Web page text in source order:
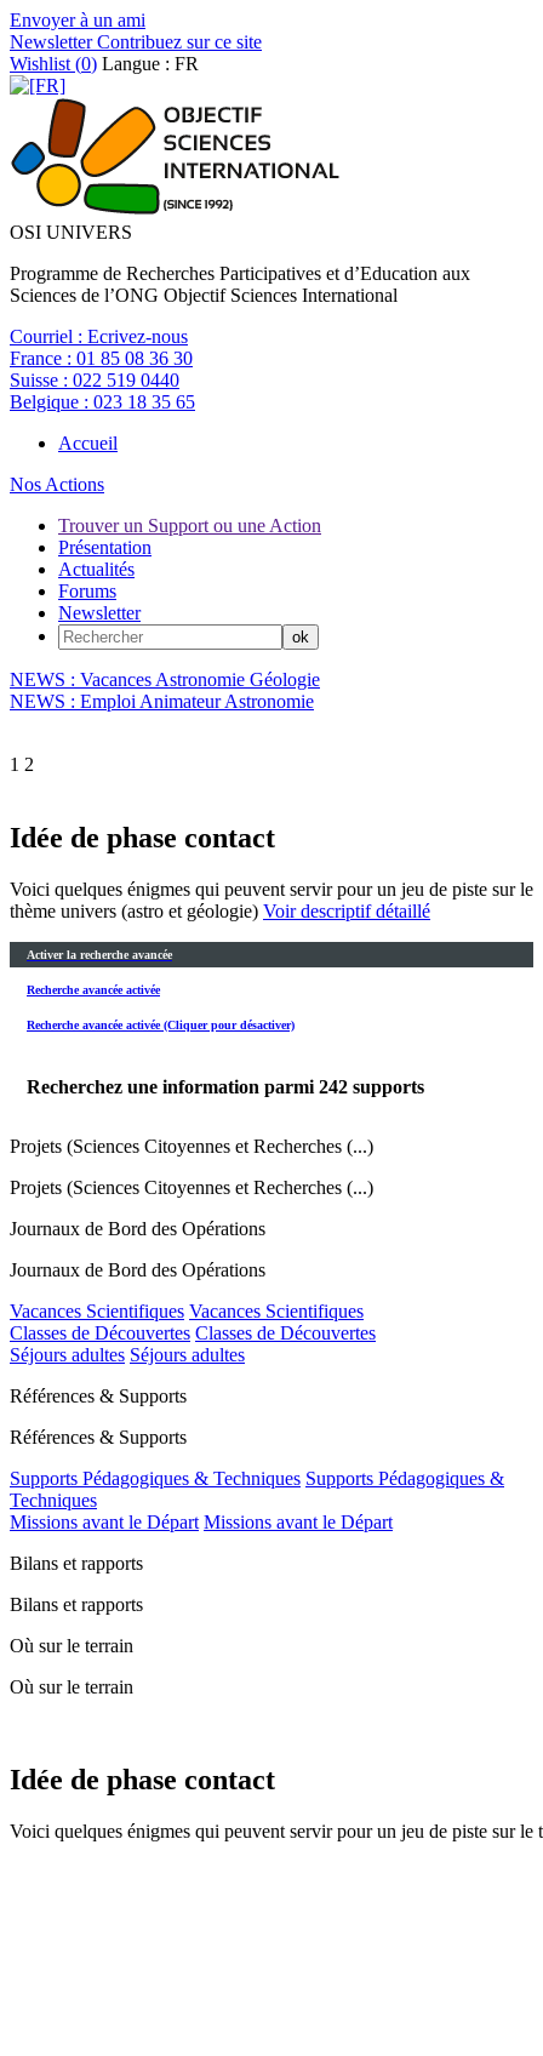
Envoyer à un ami
NewsletterContribuez sur ce site
Wishlist (0) Langue : FR
OSI UNIVERS
Programme de Recherches Participatives et d’Education aux
Sciences de l’ONG Objectif Sciences International
Courriel : Ecrivez-nous
France : 01 85 08 36 30
Suisse : 022 519 0440
Belgique : 023 18 35 65
Accueil
Nos Actions
Trouver un Support ou une Action
Présentation
Actualités
Forums
Newsletter
NEWS : Vacances Astronomie Géologie
NEWS : Emploi Animateur Astronomie
1 2
Idée de phase contact
Voici quelques énigmes qui peuvent servir pour un jeu de piste sur le
thème univers (astro et géologie) Voir descriptif détaillé
Activer la recherche avancée
Recherche avancée activée
Recherche avancée activée (Cliquer pour désactiver)
Recherchez une information parmi 242 supports
Projets (Sciences Citoyennes et Recherches (...)
Projets (Sciences Citoyennes et Recherches (...)
Journaux de Bord des Opérations
Journaux de Bord des Opérations
Vacances Scientifiques Vacances Scientifiques
Classes de Découvertes Classes de Découvertes
Séjours adultes Séjours adultes
Références & Supports
Références & Supports
Supports Pédagogiques & Techniques Supports Pédagogiques &
Techniques
Missions avant le Départ Missions avant le Départ
Bilans et rapports
Bilans et rapports
Où sur le terrain
Où sur le terrain
Idée de phase contact
Voici quelques énigmes qui peuvent servir pour un jeu de piste sur